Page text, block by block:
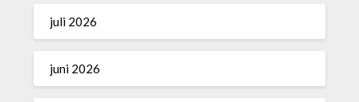
juli 2026
juni 2026